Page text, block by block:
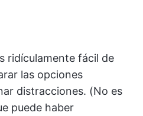
ridículamente fácil de
las opciones
distracciones. (No es
puede haber